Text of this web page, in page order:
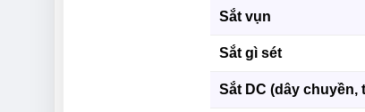
Sắt vụn
Sắt gì sét
Sắt DC (dây chuyền,